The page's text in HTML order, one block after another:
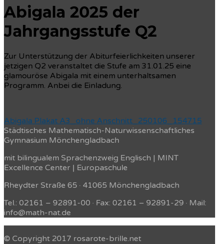
Abigala 2025 der
Jahrgangsstufe Q2
Zur Unterstützung der Abiturfeierlichkeiten unserer
jetzigen Q2 veranstaltet die Stufe am 31.01.25 eine
glamouröse Abigala mit einem unterhaltsamen
Programm. Anbei die Einladung.
Abigala Plakat A3_ohne Anschnitt_250106_154715
Städtisches Mathematisch-Naturwissenschaftliches
Gymnasium Mönchengladbach
mit bilingualem Sprachenzweig Englisch | MINT
Excellence Center | Europaschule
Rheydter Straße 65 · 41065 Mönchengladbach
Tel.: 02161 – 92891-00 · Fax: 02161 – 92891-29 · Mail:
info@math-nat.de
© Copyright 2017 rosarote-brille.net